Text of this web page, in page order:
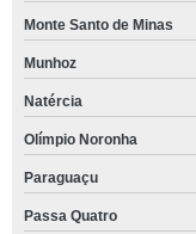
Monte Santo de Minas
Munhoz
Natércia
Olímpio Noronha
Paraguaçu
Passa Quatro